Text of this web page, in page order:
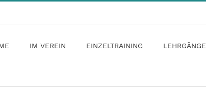
IM VEREIN EINZELTRAINING LEHRGÄNGE